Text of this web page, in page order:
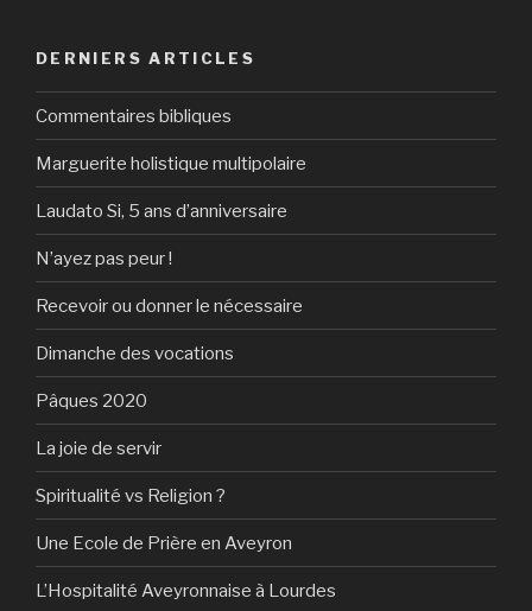
DERNIERS ARTICLES
Commentaires bibliques
Marguerite holistique multipolaire
Laudato Si, 5 ans d’anniversaire
N’ayez pas peur !
Recevoir ou donner le nécessaire
Dimanche des vocations
Pâques 2020
La joie de servir
Spiritualité vs Religion ?
Une Ecole de Prière en Aveyron
L’Hospitalité Aveyronnaise à Lourdes